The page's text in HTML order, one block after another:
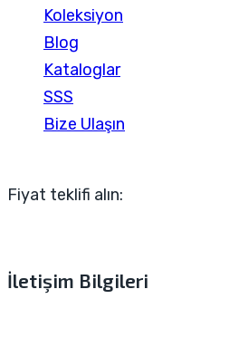
Koleksiyon
Blog
Kataloglar
SSS
Bize Ulaşın
Fiyat teklifi alın:
İletişim Bilgileri